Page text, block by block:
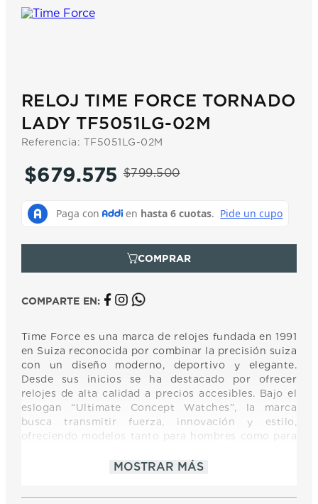
RELOJ TIME FORCE TORNADO
LADY TF5051LG-02M
Referencia: TF5051LG-02M
$799.500
$679.575
COMPARTE EN:
Time Force es una marca de relojes fundada en 1991
en Suiza reconocida por combinar la precisión suiza
con un diseño moderno, deportivo y elegante.
Desde sus inicios se ha destacado por ofrecer
relojes de alta calidad a precios accesibles. Bajo el
eslogan “Ultimate Concept Watches”, la marca
busca transmitir fuerza, innovación y estilo,
ofreciendo modelos tanto para hombres como para
funcionalidad. Time Force mantiene una identidad
MOSTRAR MÁS